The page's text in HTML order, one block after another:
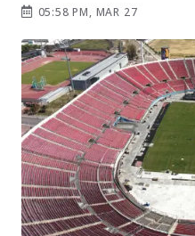
05:58 PM, MAR 27